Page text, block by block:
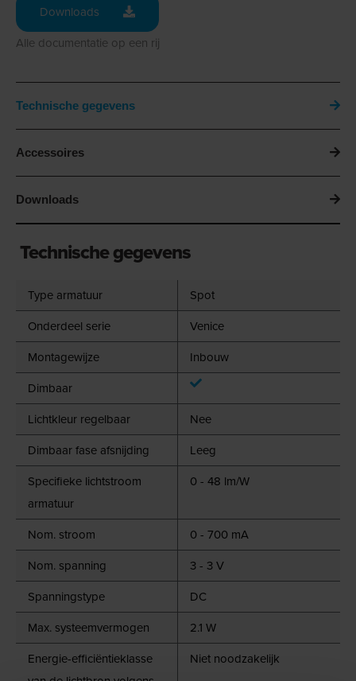
Downloads
Alle documentatie op een rij
Technische gegevens
Accessoires
Downloads
Technische gegevens
Type armatuur
Spot
Onderdeel serie
Venice
Montagewijze
Inbouw
Dimbaar
Lichtkleur regelbaar
Nee
Dimbaar fase afsnijding
Leeg
Specifieke lichtstroom
armatuur
0 - 48 lm/W
Nom. stroom
0 - 700 mA
Nom. spanning
3 - 3 V
Spanningstype
DC
Max. systeemvermogen
2.1 W
Energie-efficiëntieklasse
Niet noodzakelijk